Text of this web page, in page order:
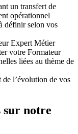
un transfert de
opérationnel
définir selon vos
Expert Métier
votre Formateur
liées au thème de
l’évolution de vos
sur notre